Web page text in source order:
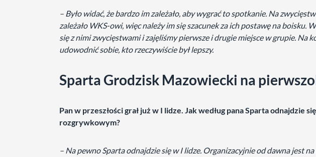
– Było widać, że bardzo im zależało, aby wygrać to spotkanie. Na
zależało WKS-owi, więc należy im się szacunek za ich postawę na boisku.
się z nimi zwycięstwami i zajęliśmy pierwsze i drugie miejsce w grupie. Na
udowodnić sobie, kto rzeczywiście był lepszy.
Sparta Grodzisk Mazowiecki na
Pan w przeszłości grał już w I lidze. Jak według pana Sparta odnajdzie
rozgrywkowym?
– Na pewno Sparta odnajdzie się w I lidze. Organizacyjnie od dawna jest